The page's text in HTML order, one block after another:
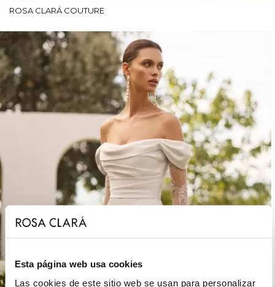
Esta página web usa cookies
Las cookies de este sitio web se usan para personalizar
ROSA CLARÁ COUTURE